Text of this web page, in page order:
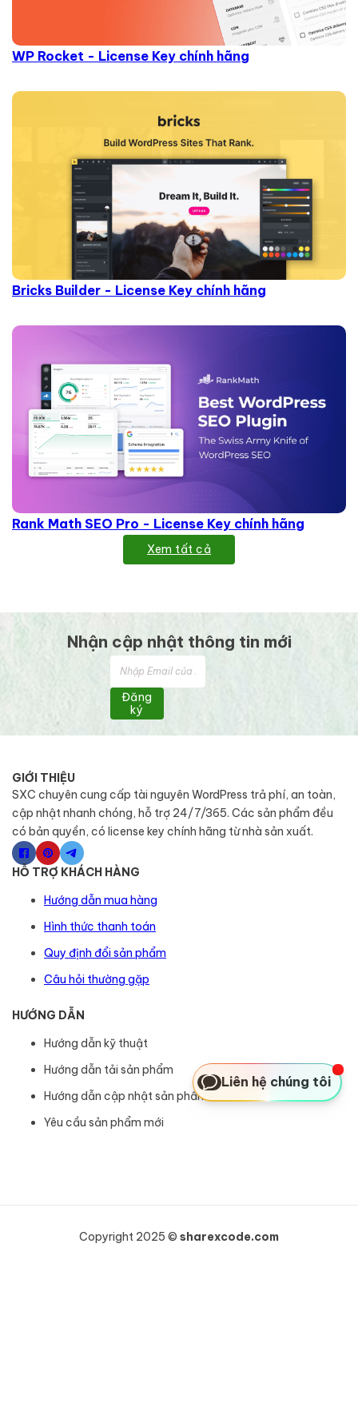
WP Rocket - License Key chính hãng
Bricks Builder - License Key chính hãng
Rank Math SEO Pro - License Key chính hãng
Xem tất cả
Nhận cập nhật thông tin mới
Đăng
ký
GIỚI THIỆU
SXC chuyên cung cấp tài nguyên WordPress trả phí, an toàn,
cập nhật nhanh chóng, hỗ trợ 24/7/365. Các sản phẩm đều
có bản quyền, có license key chính hãng từ nhà sản xuất.
HỖ TRỢ KHÁCH HÀNG
Hướng dẫn mua hàng
Hình thức thanh toán
Quy định đổi sản phẩm
Câu hỏi thường gặp
HƯỚNG DẪN
Hướng dẫn kỹ thuật
Hướng dẫn tải sản phẩm
Hướng dẫn cập nhật sản phẩm
Yêu cầu sản phẩm mới
Copyright 2025 © sharexcode.com
Liên hệ chúng tôi